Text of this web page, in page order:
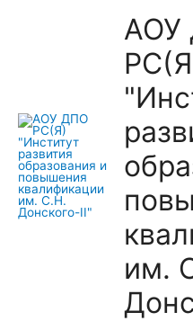
АОУ
им.